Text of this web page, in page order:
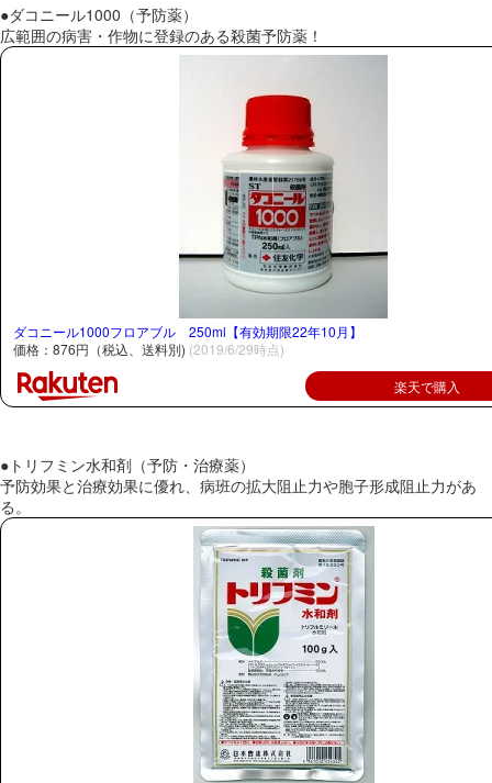
●ダコニール1000（予防薬）
広範囲の病害・作物に登録のある殺菌予防薬！
ダコニール1000フロアブル 250ml【有効期限22年10月】
価格：876円（税込、送料別) (2019/6/29時点)
楽天で購入
●トリフミン水和剤（予防・治療薬）
予防効果と治療効果に優れ、病班の拡大阻止力や胞子形成阻止力があ
る。